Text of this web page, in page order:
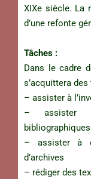
XIXe siècle. La
d’une refonte
Tâches :
Dans le cadre
s’acquittera
– assister à
– assister
– assister à
d’archives
– rédiger des